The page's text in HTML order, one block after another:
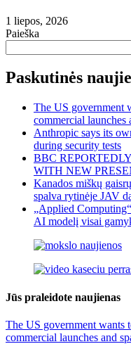
1 liepos, 2026
Paieška
Paskutinės
The US government
commercial launches
Anthropic says its
during security tests
BBC
WITH NEW
Kanados miškų
spalva rytinėje JAV
„Applied
AI modelį visai
Jūs praleidote naujienas
The US government wants
commercial launches and